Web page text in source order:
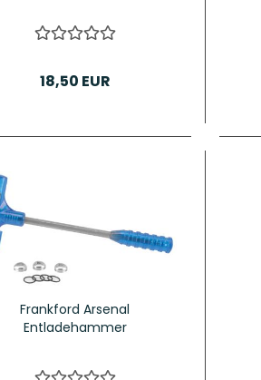
18,50 EUR
Frankford Arsenal
Entladehammer